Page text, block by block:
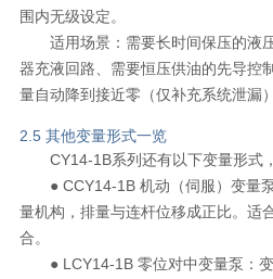
围内无级设定。
适用场景：需要长时间保压的
器充液回路、需要恒压供油的先导控
量自动降到接近零（仅补充系统泄漏
2.5 其他变量形式一览
CY14-1B系列还有以下变量形式
● CCY14-1B 机动（伺服）变量
量机构，排量与连杆位移成正比。适
合。
● LCY14-1B 零位对中变量泵：